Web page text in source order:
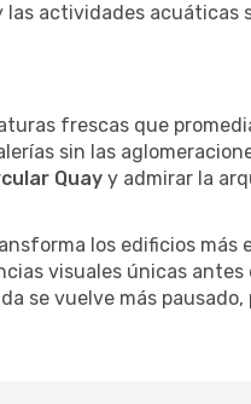
las actividades acuáticas
frescas que
sin las
Quay y admirar la
los edificios más
visuales únicas
se vuelve más